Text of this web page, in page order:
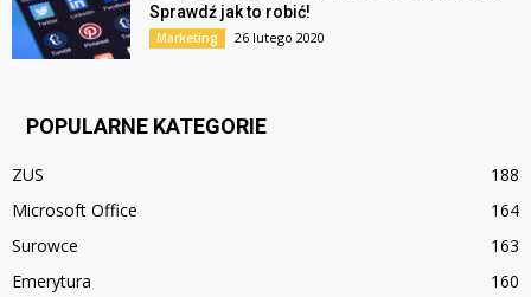
Sprawdź jak to robić!
Marketing 26 lutego 2020
POPULARNE KATEGORIE
ZUS
188
Microsoft Office
164
Surowce
163
Emerytura
160